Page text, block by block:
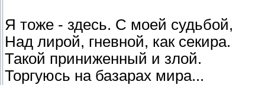
Я тоже - здесь. С моей судьбой,
Над лирой, гневной, как секира.
Такой приниженный и злой.
Торгуюсь на базарах мира...